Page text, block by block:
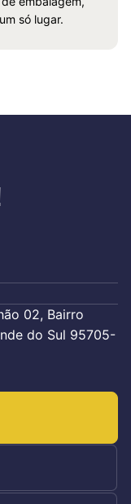
só lugar.
02, Bairro
do Sul 95705-